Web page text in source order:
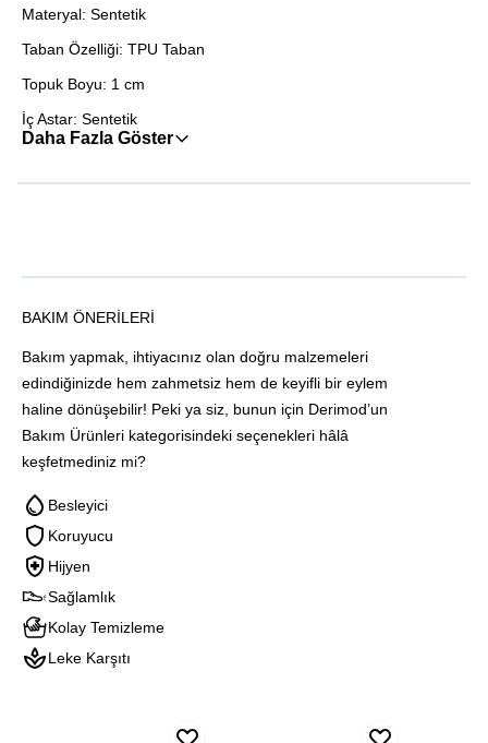
Materyal: Sentetik
Taban Özelliği: TPU Taban
Topuk Boyu: 1 cm
İç Astar: Sentetik
Daha Fazla Göster
BAKIM ÖNERILERI
Bakım yapmak, ihtiyacınız olan doğru malzemeleri
edindiğinizde hem zahmetsiz hem de keyifli bir eylem
haline dönüşebilir! Peki ya siz, bunun için Derimod’un
Bakım Ürünleri kategorisindeki seçenekleri hâlâ
keşfetmediniz mi?
Besleyici
Koruyucu
Hijyen
Sağlamlık
Kolay Temizleme
Leke Karşıtı